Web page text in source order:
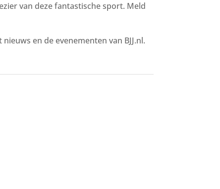
van deze fantastische sport. Meld
en de evenementen van BJJ.nl.